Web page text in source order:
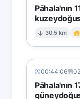
Pāhala'nın
30.5 km
00:44:06
Pāhala'nın